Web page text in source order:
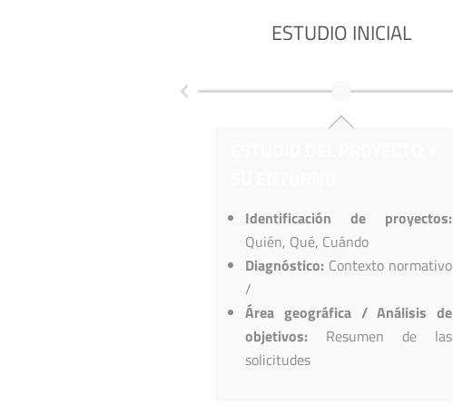
ESTUDIO INICIAL
Identificación de proyectos:
Quién, Qué, Cuándo
Diagnóstico: Contexto normativo
/
Área geográfica / Análisis de
objetivos: Resumen de las
solicitudes